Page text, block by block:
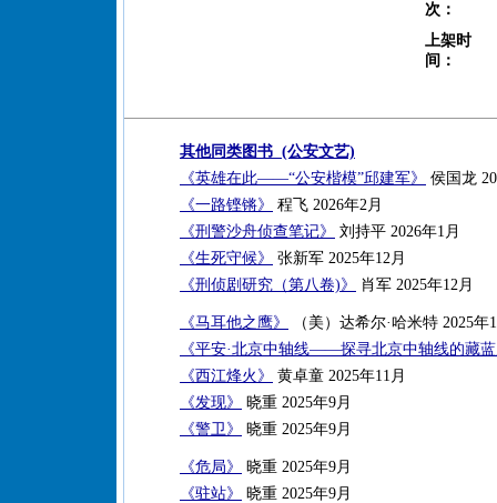
次：
上架时
间：
其他同类图书 (公安文艺)
《英雄在此——“公安楷模”邱建军》
侯国龙
《一路铿锵》
程飞 2026年2月
《刑警沙舟侦查笔记》
刘持平 2026年1月
《生死守候》
张新军 2025年12月
《刑侦剧研究（第八卷)》
肖军 2025年12月
《马耳他之鹰》
（美）达希尔·哈米特 2025年
《平安·北京中轴线——探寻北京中轴线的藏
《西江烽火》
黄卓童 2025年11月
《发现》
晓重 2025年9月
《警卫》
晓重 2025年9月
《危局》
晓重 2025年9月
《驻站》
晓重 2025年9月